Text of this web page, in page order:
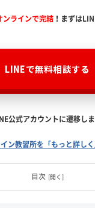
ンラインで完結 ！まずは
LINEで無料相談する
公式アカウントに遷移しま
ン教習所を「もっと詳し
目次